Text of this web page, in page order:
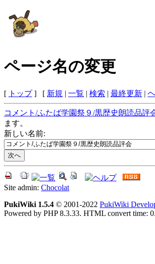
ページ名の変更
[ トップ] [ 新規 | 一覧 | 検索 | 最終更新 |
コメント/ふたば学園祭９/黒歴史朗読品評
ます。
新しい名前:
Site admin: Chocolat
PukiWiki 1.5.4 © 2001-2022 PukiWiki
Powered by PHP 8.3.33. HTML convert time: